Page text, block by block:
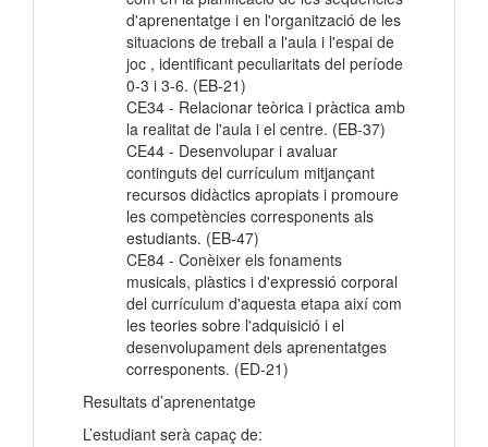
d'aprenentatge i en l'organització de les
situacions de treball a l'aula i l'espai de
joc , identificant peculiaritats del període
0-3 i 3-6. (EB-21)
CE34 - Relacionar teòrica i pràctica amb
la realitat de l'aula i el centre. (EB-37)
CE44 - Desenvolupar i avaluar
continguts del currículum mitjançant
recursos didàctics apropiats i promoure
les competències corresponents als
estudiants. (EB-47)
CE84 - Conèixer els fonaments
musicals, plàstics i d'expressió corporal
del currículum d'aquesta etapa així com
les teories sobre l'adquisició i el
desenvolupament dels aprenentatges
corresponents. (ED-21)
Resultats d’aprenentatge
L’estudiant serà capaç de: